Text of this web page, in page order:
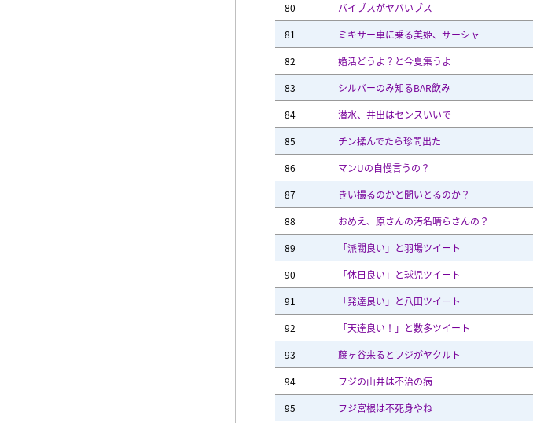
80
バイブスがヤバいブス
81
ミキサー車に乗る美姫、サーシャ
82
婚活どうよ？と今夏集うよ
83
シルバーのみ知るBAR飲み
84
潜水、井出はセンスいいで
85
チン揉んでたら珍問出た
86
マンUの自慢言うの？
87
きい撮るのかと聞いとるのか？
88
おめえ、原さんの汚名晴らさんの？
89
「派閥良い」と羽場ツイート
90
「休日良い」と球児ツイート
91
「発達良い」と八田ツイート
92
「天達良い！」と数多ツイート
93
藤ヶ谷来るとフジがヤクルト
94
フジの山井は不治の病
95
フジ宮根は不死身やね